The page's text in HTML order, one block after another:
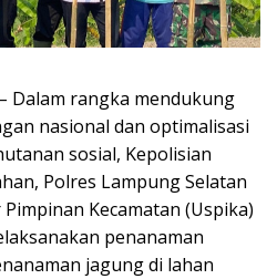
– Dalam rangka mendukung
nasional dan optimalisasi
sosial, Kepolisian
Polres Lampung Selatan
Kecamatan (Uspika)
penanaman
jagung di lahan